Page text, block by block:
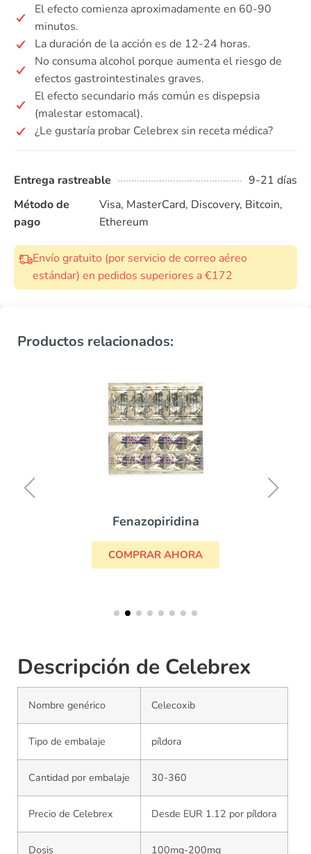
El efecto comienza aproximadamente en 60-90
minutos.
La duración de la acción es de 12-24 horas.
No consuma alcohol porque aumenta el riesgo de
efectos gastrointestinales graves.
El efecto secundario más común es dispepsia
(malestar estomacal).
¿Le gustaría probar Celebrex sin receta médica?
Entrega rastreable
9-21 días
Método de
pago
Visa, MasterCard, Discovery, Bitcoin,
Ethereum
Envío gratuito (por servicio de correo aéreo
estándar) en pedidos superiores a €172
Productos relacionados:
Fenazopiridina
COMPRAR AHORA
Descripción de Celebrex
Nombre genérico Celecoxib
Tipo de embalaje píldora
Cantidad por embalaje 30-360
Precio de Celebrex Desde EUR 1.12 por píldora
Dosis 100mg-200mg